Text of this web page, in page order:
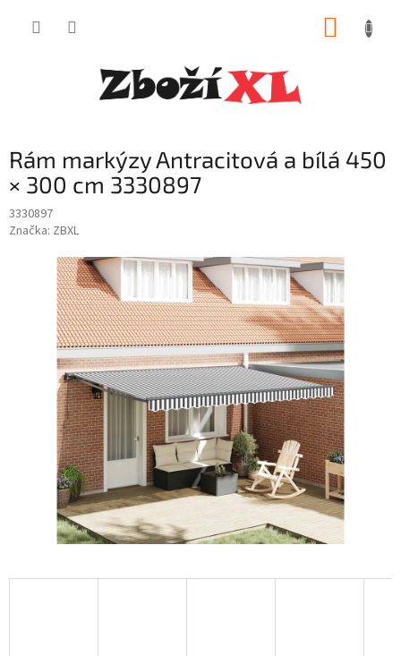
Rám markýzy Antracitová a bílá 450
× 300 cm 3330897
3330897
Značka: ZBXL